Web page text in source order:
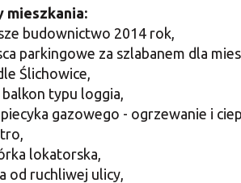
mieszkania:
budownictwo 2014 rok,
parkingowe za szlabanem dla
Ślichowice,
typu loggia,
gazowego - ogrzewanie i
lokatorska,
od ruchliwej ulicy,